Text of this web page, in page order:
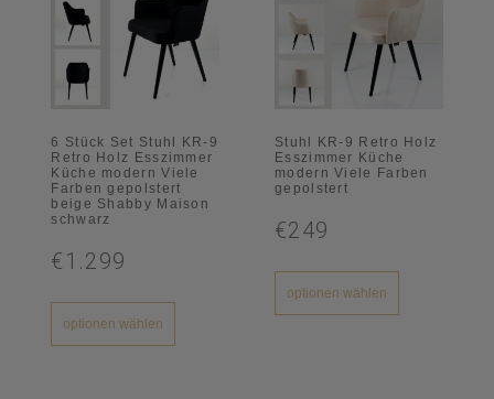
6 Stück Set Stuhl KR-9
Retro Holz Esszimmer
Küche modern Viele
Farben gepolstert
beige Shabby Maison
schwarz
€1.299
optionen wählen
Stuhl KR-9 Retro Holz
Esszimmer Küche
modern Viele Farben
gepolstert
€249
optionen wählen